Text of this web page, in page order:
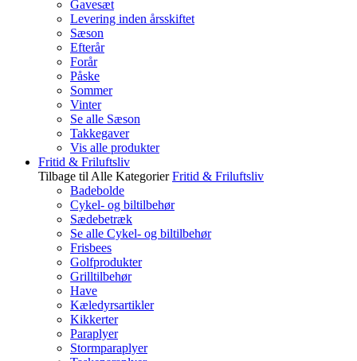
Gavesæt
Levering inden årsskiftet
Sæson
Efterår
Forår
Påske
Sommer
Vinter
Se alle Sæson
Takkegaver
Vis alle produkter
Fritid & Friluftsliv
Tilbage til Alle Kategorier Fritid & Friluftsliv
Badebolde
Cykel- og biltilbehør
Sædebetræk
Se alle Cykel- og biltilbehør
Frisbees
Golfprodukter
Grilltilbehør
Have
Kæledyrsartikler
Kikkerter
Paraplyer
Stormparaplyer